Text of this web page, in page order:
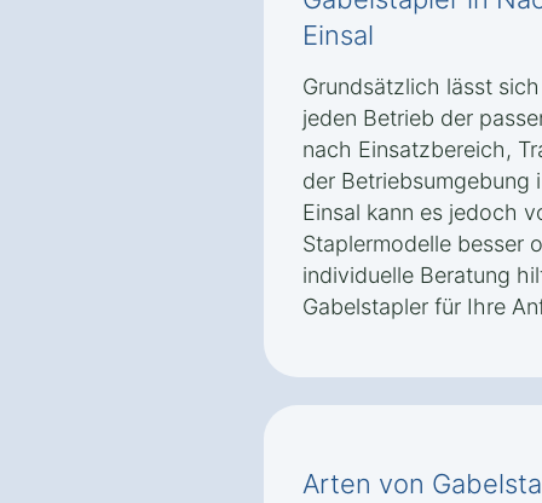
Einsal
Grundsätzlich lässt
jeden Betrieb der
nach Einsatzbereich,
der
Einsal kann es jedoch
Staplermodelle besser
individuelle Beratung
Gabelstapler für Ihre
Arten von